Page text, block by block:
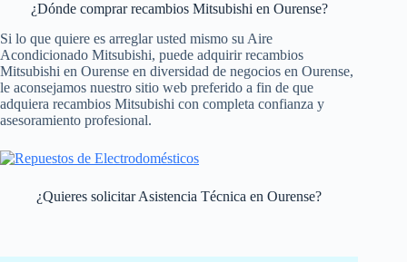
¿Dónde comprar recambios Mitsubishi en Ourense?
Si lo que quiere es arreglar usted mismo su Aire
Acondicionado Mitsubishi, puede adquirir recambios
Mitsubishi en Ourense en diversidad de negocios en Ourense,
le aconsejamos nuestro sitio web preferido a fin de que
adquiera recambios Mitsubishi con completa confianza y
asesoramiento profesional.
¿Quieres solicitar Asistencia Técnica en Ourense?